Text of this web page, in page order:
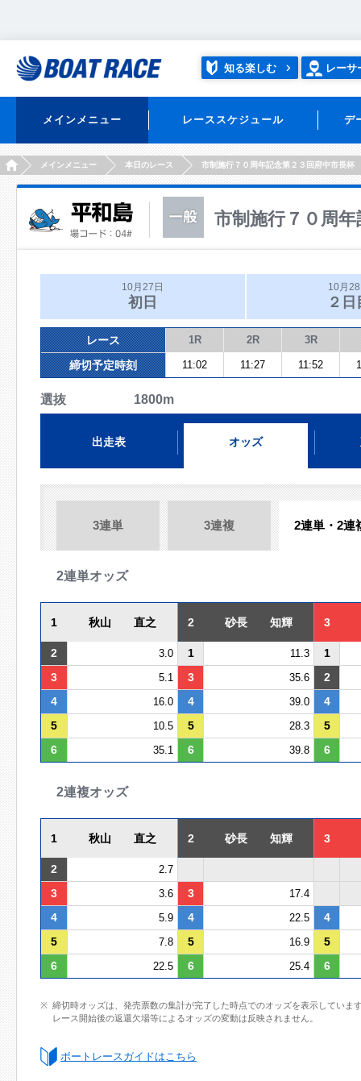
知る楽しむ レーサ
メインメニュー レーススケジュール デ
HOMEメインメニュー 本日のレース 市制施行７０周年記念第２３回府中市長杯
市制施行７０周
10月27日
初日
10月
２日
レース 1R 2R 3R
締切予定時刻 11:02 11:27 11:52
選抜 1800m
出走表 オッズ
3連単 3連複 2連単・2連
2連単オッズ
1 秋山 直之 2 砂長 知輝 3
2 3.0 1 11.3
1
3
5.1 3 35.6
2
4
16.0 4 39.0
4
5
10.5 5 28.3
5
6
35.1 6 39.8 6
2連複オッズ
1 秋山 直之 2 砂長 知輝 3
2 2.7
3 3.6 3 17.4
4 5.9 4 22.5
4
5
7.8 5 16.9
5
6
22.5 6 25.4 6
締切時オッズは、発売票数の集計が完了した時点でのオッズを表示していま
レース開始後の返還欠場等によるオッズの変動は反映されません。
ボートレースガイドはこちら